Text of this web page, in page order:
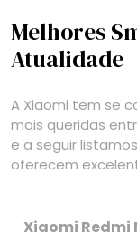
Melhores
Atualidade
A Xiaomi tem se
mais queridas
e a seguir
oferecem
Xiaomi Redmi